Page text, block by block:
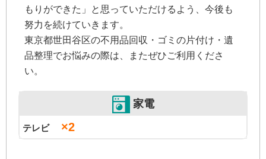
もりができた」と思っていただけるよう、今後も
努力を続けていきます。
東京都世田谷区の不用品回収・ゴミの片付け・遺
品整理でお悩みの際は、またぜひご利用くださ
い。
家電
テレビ ×2